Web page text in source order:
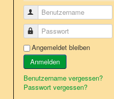
Benutzername
Passwort
Angemeldet bleiben
Anmelden
Benutzername vergessen?
Passwort vergessen?